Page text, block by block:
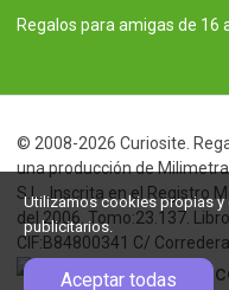
Regalos para amigas de 16
© 2008-2026 Curiosite.
una producción de
S.L.. Inscrita en el Registro
del 2006. Tomo:23.137.
CIF:B84800341 C/
Utilizamos cookies propias y
publicitarios.
Aceptar todas